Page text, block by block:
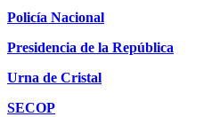
Policía Nacional
Presidencia de la República
Urna de Cristal
SECOP